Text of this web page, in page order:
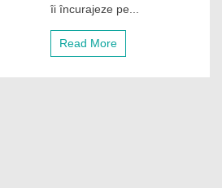
îi încurajeze pe...
Read More